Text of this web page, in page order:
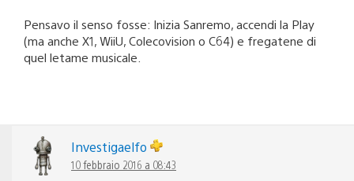
Pensavo il senso fosse: Inizia Sanremo, accendi la Play
(ma anche X1, WiiU, Colecovision o C64) e fregatene di
quel letame musicale.
Investigaelfo
10 febbraio 2016 a 08:43